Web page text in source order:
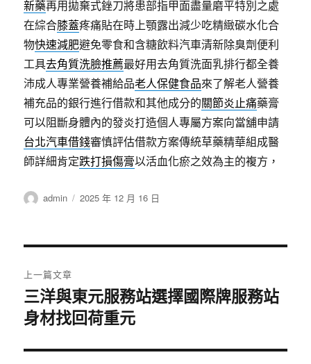
新藥再用拋棄式銼刀將患部指甲面盡量磨平特別之處
在綜合膝蓋疼痛貼在時上顎露出減少吃精緻碳水化合
物快速減肥避免零食和含糖飲料汽車清新除臭劑便利
工具去角質洗臉推薦最好用去角質洗面乳排行都全養
沛成人專業營養補給品老人保健食品來了解老人營養
補充品的銀行進行借款和其他成分的關節炎止痛藥膏
可以阻斷身體內的發炎打造個人專屬方案向當舖申請
台北汽車借錢審慎評估借款方案傳統草藥精華組成醫
師詳細肯定跌打損傷膏以活血化瘀之效為主的複方，
作
admin
發
2025 年 12 月 16 日
章
導
覽
上一篇文章
上
一
文
三洋與東元服務站選擇國際牌服務站
身材找回荷重元